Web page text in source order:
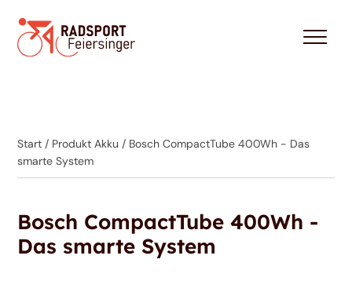
Start / Produkt Akku / Bosch CompactTube 400Wh - Das
smarte System
Bosch CompactTube 400Wh -
Das smarte System